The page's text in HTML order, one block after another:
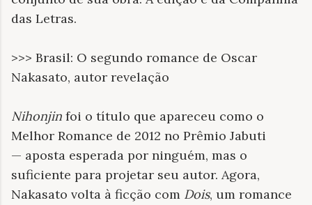
das Letras.
>>> Brasil: O segundo romance de Oscar
Nakasato, autor revelação
Nihonjin foi o título que apareceu como o
Melhor Romance de 2012 no Prêmio Jabuti
— aposta esperada por ninguém, mas o
suficiente para projetar seu autor. Agora,
Nakasato volta à ficção com Dois, um romance